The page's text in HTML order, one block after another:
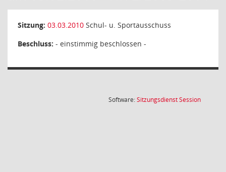
Sitzung: 03.03.2010 Schul- u. Sportausschuss
Beschluss: - einstimmig beschlossen -
Software:SitzungsdienstSession(Wird in